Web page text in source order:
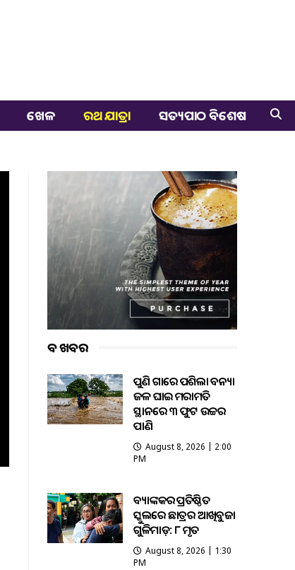
ଖେଳ ରଥ ଯାତ୍ରା ସତ୍ୟପାଠ ବିଶେଷ
ବଡ ଖବର
ପୁଣି ଗାଁରେ ପଶିଲା ବନ୍ୟା
ଜଳ ଘାଇ ମରାମତି
ସ୍ଥାନରେ ୩ ଫୁଟ ଉଚ୍ଚର
ପାଣି
August 8, 2026 | 2:00
PM
ବ୍ୟାଙ୍କକର ପ୍ରତିଷ୍ଠିତ
ସ୍କୁଲରେ ଛାତ୍ରର ଆଖିବୁଜା
ଗୁଳିମାଡ଼: ୮ ମୃତ
August 8, 2026 | 1:30
PM